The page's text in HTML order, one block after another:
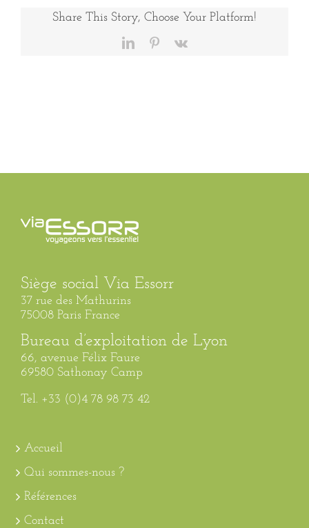
Share This Story, Choose Your Platform!
LinkedInPinterest
Vk
Siège social Via Essorr
37 rue des Mathurins
75008 Paris France
Bureau d’exploitation de Lyon
66, avenue Félix Faure
69580 Sathonay Camp
Tel. +33 (0)4 78 98 73 42
Accueil
Qui sommes-nous ?
Références
Contact